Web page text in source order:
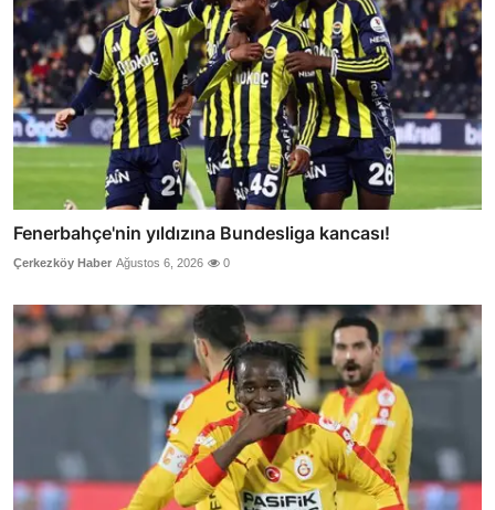
Fenerbahçe'nin yıldızına Bundesliga kancası!
Çerkezköy Haber Ağustos 6, 2026 0